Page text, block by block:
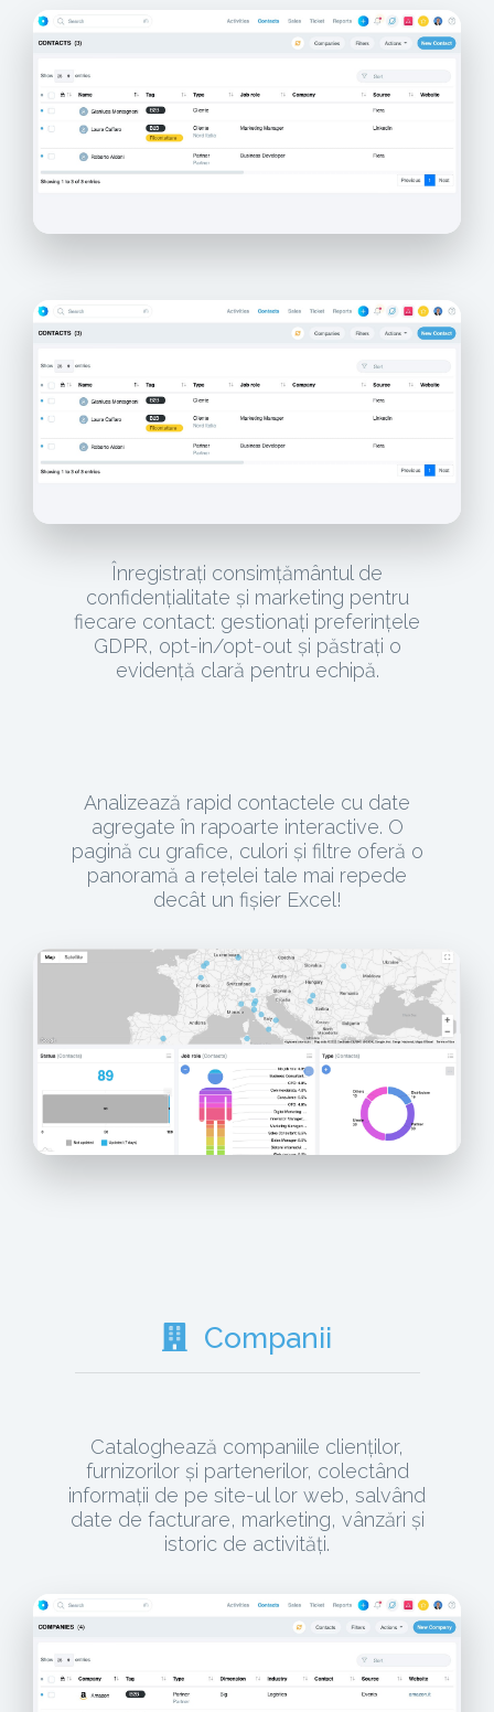
Înregistrați consimțământul de
confidențialitate și marketing pentru
fiecare contact: gestionați preferințele
GDPR, opt-in/opt-out și păstrați o
evidență clară pentru echipă.
Analizează rapid contactele cu date
agregate în rapoarte interactive. O
pagină cu grafice, culori și filtre oferă o
panoramă a rețelei tale mai repede
decât un fișier Excel!
Companii
Cataloghează companiile clienților,
furnizorilor și partenerilor, colectând
informații de pe site-ul lor web, salvând
date de facturare, marketing, vânzări și
istoric de activități.